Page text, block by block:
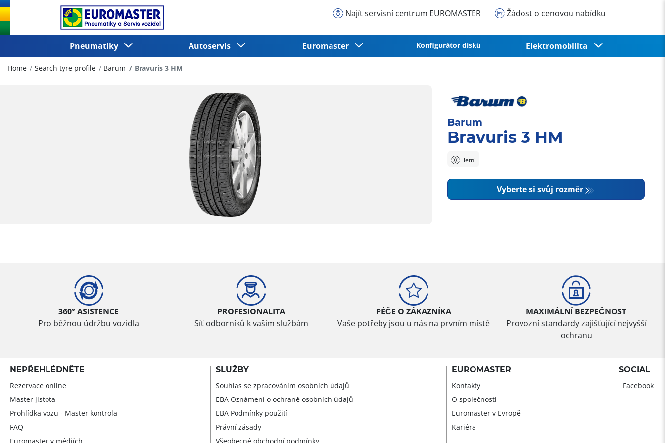
Najít servisní centrum EUROMASTER Žádost o cenovou nabídku
Pneumatiky Autoservis Euromaster Konfigurátor disků Elektromobilita
Home Search tyre profile Barum Bravuris 3 HM
Barum
Bravuris 3 HM
letní
Vyberte si svůj rozměr
360° ASISTENCE
Pro běžnou údržbu vozidla
PROFESIONALITA
Síť odborníků k vašim službám
PÉČE O ZÁKAZNÍKA
Vaše potřeby jsou u nás na prvním místě
MAXIMÁLNÍ BEZPEČNOST
Provozní standardy zajišťující nejvyšší
ochranu
NEPŘEHLÉDNĚTE
Rezervace online
Master jistota
Prohlídka vozu - Master kontrola
FAQ
Euromaster v médiích
SLUŽBY
Souhlas se zpracováním osobních údajů
EBA Oznámení o ochraně osobních údajů
EBA Podmínky použití
Právní zásady
Všeobecné obchodní podmínky
EUROMASTER
Kontakty
O společnosti
Euromaster v Evropě
Kariéra
SOCIAL
Facebook